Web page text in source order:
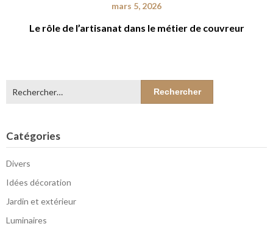
mars 5, 2026
Le rôle de l’artisanat dans le métier de couvreur
Catégories
Divers
Idées décoration
Jardin et extérieur
Luminaires